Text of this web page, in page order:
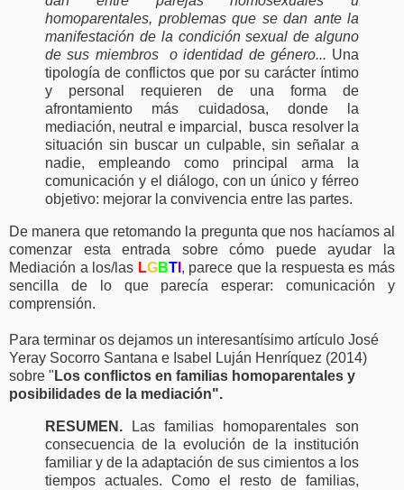
homoparentales, problemas que se dan ante la
manifestación de la condición sexual de alguno
de sus miembros o identidad de género... Una
tipología de conflictos que por su carácter íntimo
y personal requieren de una forma de
afrontamiento más cuidadosa, donde la
mediación, neutral e imparcial, busca resolver la
situación sin buscar un culpable, sin señalar a
nadie, empleando como principal arma la
comunicación y el diálogo, con un único y férreo
objetivo: mejorar la convivencia entre las partes.
De manera que retomando la pregunta que nos hacíamos al
comenzar esta entrada sobre cómo puede ayudar la
Mediación a los/las LGBTI , parece que la respuesta es más
sencilla de lo que parecía esperar: comunicación y
comprensión.
Para terminar os dejamos un interesantísimo artículo José
Yeray Socorro Santana e Isabel Luján Henríquez (2014)
sobre " Los conflictos en familias homoparentales y
posibilidades de la mediación".
RESUMEN.
Las familias homoparentales son
consecuencia de la evolución de la institución
familiar y de la adaptación de sus cimientos a los
tiempos actuales. Como el resto de familias,